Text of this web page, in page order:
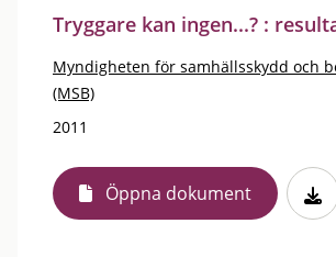
Tryggare kan ingen...? :
Myndigheten för samhällsskydd och
(MSB)
2011
Öppna dokument